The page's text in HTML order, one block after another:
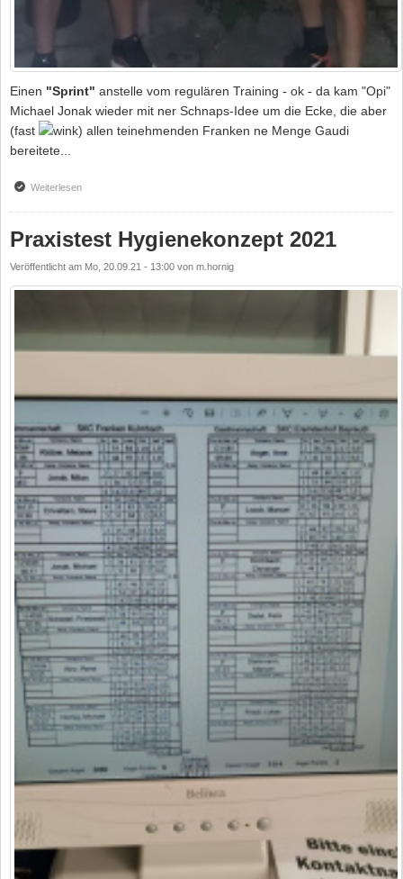
Einen "Sprint" anstelle vom regulären Training - ok - da kam "Opi"
Michael Jonak wieder mit ner Schnaps-Idee um die Ecke, die aber
(fast
) allen teinehmenden Franken ne Menge Gaudi
bereitete...
Weiterlesenüber Jetzt aber schnell - SPRINT-Event beim Franken-Training
Praxistest Hygienekonzept 2021
Veröffentlicht am Mo, 20.09.21 - 13:00 von m.hornig